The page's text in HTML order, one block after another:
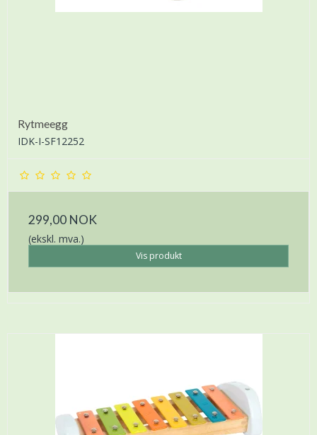
Rytmeegg
IDK-I-SF12252
299,00 NOK
(ekskl. mva.)
Vis produkt